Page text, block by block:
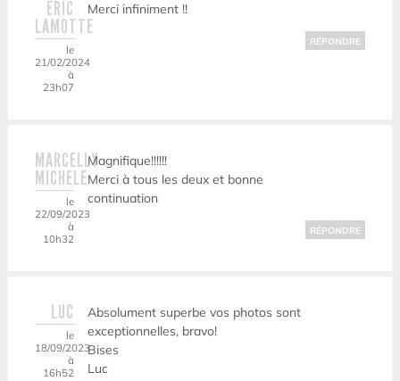
ERIC
LAMOTTE
le
21/02/2024
à
23h07
Merci infiniment !!
RÉPONDRE
MARCELLY
MICHELE
le
22/09/2023
à
10h32
Magnifique!!!!!!
Merci à tous les deux et bonne
continuation
RÉPONDRE
LUC
le
18/09/2023
à
16h52
Absolument superbe vos photos sont
exceptionnelles, bravo!
Bises
Luc